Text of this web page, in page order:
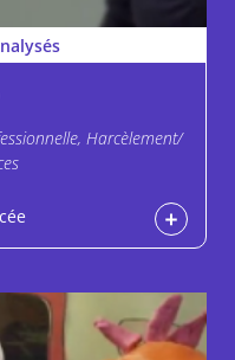
Harcèlement/